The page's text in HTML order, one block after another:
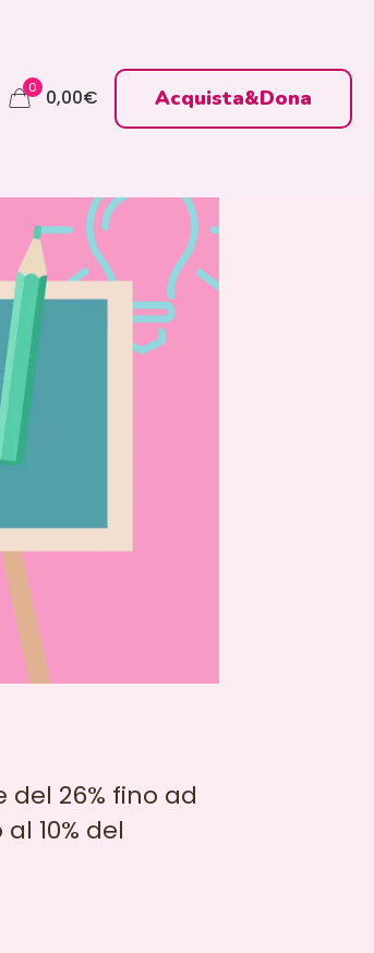
0 0,00€ Acquista&Dona
26% fino ad
10% del